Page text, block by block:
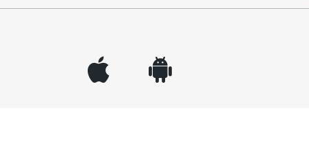
appleinc android